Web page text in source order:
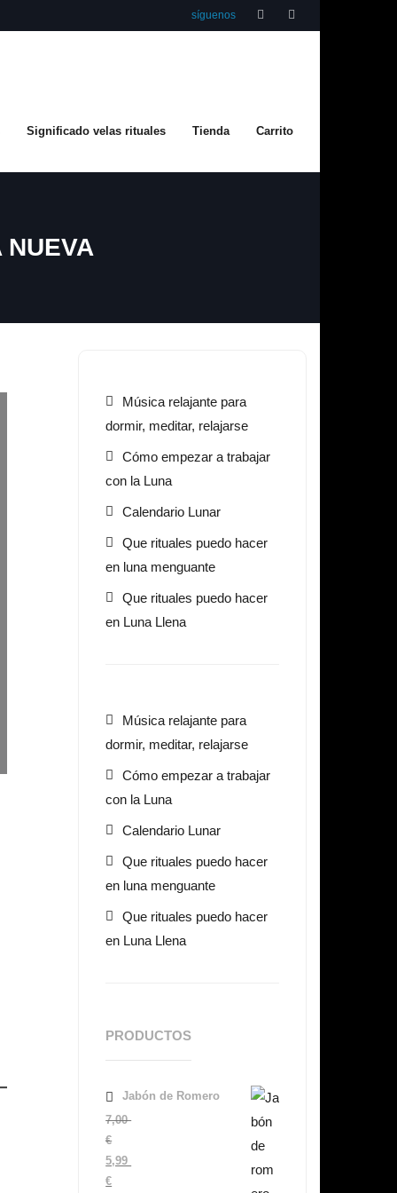
síguenos
Significado velas rituales Tienda Carrito
Música relajante para
dormir, meditar, relajarse
Cómo empezar a trabajar
con la Luna
Calendario Lunar
Que rituales puedo hacer
en luna menguante
Que rituales puedo hacer
en Luna Llena
Música relajante para
dormir, meditar, relajarse
Cómo empezar a trabajar
con la Luna
Calendario Lunar
Que rituales puedo hacer
en luna menguante
Que rituales puedo hacer
en Luna Llena
PRODUCTOS
Jabón de Romero
7,00
€
El
precio
5,99
€